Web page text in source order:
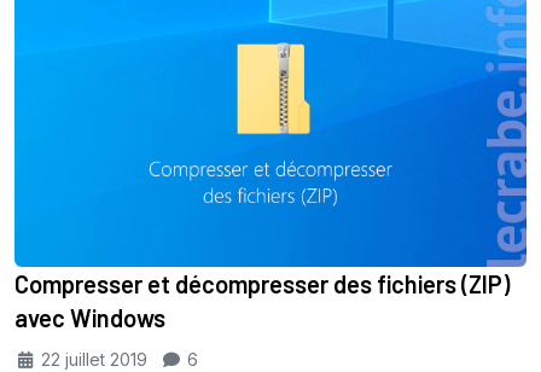
Compresser et décompresser des fichiers (ZIP)
avec Windows
22 juillet 2019 6